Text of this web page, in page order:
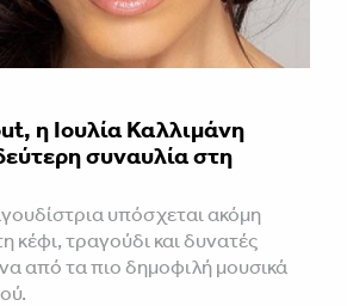
η Ιουλία Καλλιμάνη
συναυλία στη
υπόσχεται ακόμη
κέφι, τραγούδι και δυνατές
από τα πιο δημοφιλή μουσικά